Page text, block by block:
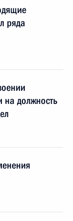
ряда
на должность